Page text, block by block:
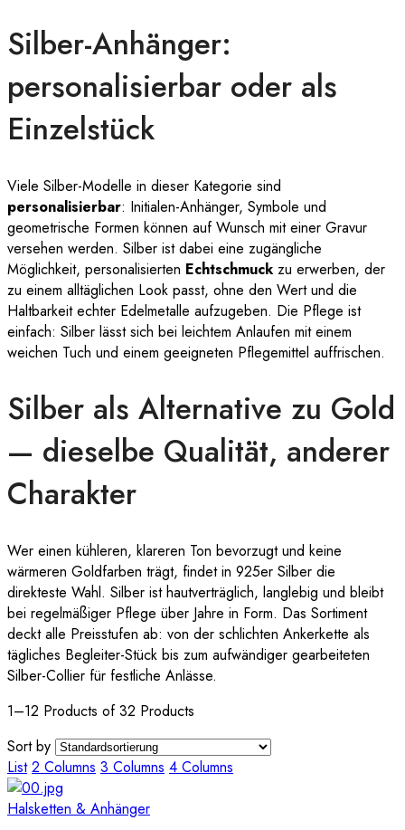
Silber-Anhänger:
personalisierbar oder als
Einzelstück
Viele Silber-Modelle in dieser Kategorie sind
personalisierbar: Initialen-Anhänger, Symbole und
geometrische Formen können auf Wunsch mit einer Gravur
versehen werden. Silber ist dabei eine zugängliche
Möglichkeit, personalisierten Echtschmuckzu erwerben, der
zu einem alltäglichen Look passt, ohne den Wert und die
Haltbarkeit echter Edelmetalle aufzugeben. Die Pflege ist
einfach: Silber lässt sich bei leichtem Anlaufen mit einem
weichen Tuch und einem geeigneten Pflegemittel auffrischen.
Silber als Alternative zu Gold
— dieselbe Qualität, anderer
Charakter
Wer einen kühleren, klareren Ton bevorzugt und keine
wärmeren Goldfarben trägt, findet in 925er Silber die
direkteste Wahl. Silber ist hautverträglich, langlebig und bleibt
bei regelmäßiger Pflege über Jahre in Form. Das Sortiment
deckt alle Preisstufen ab: von der schlichten Ankerkette als
tägliches Begleiter-Stück bis zum aufwändiger gearbeiteten
Silber-Collier für festliche Anlässe.
1–12 Products of 32 Products
Sort by
List 2 Columns 3 Columns 4 Columns
Halsketten & Anhänger